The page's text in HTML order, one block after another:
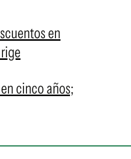
en
cinco años;